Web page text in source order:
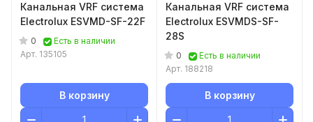
Канальная VRF система
Electrolux ESVMD-SF-22F
0
Есть в наличии
Арт. 135105
В корзину
Канальная VRF система
Electrolux ESVMDS-SF-
28S
0
Есть в наличии
Арт. 188218
В корзину